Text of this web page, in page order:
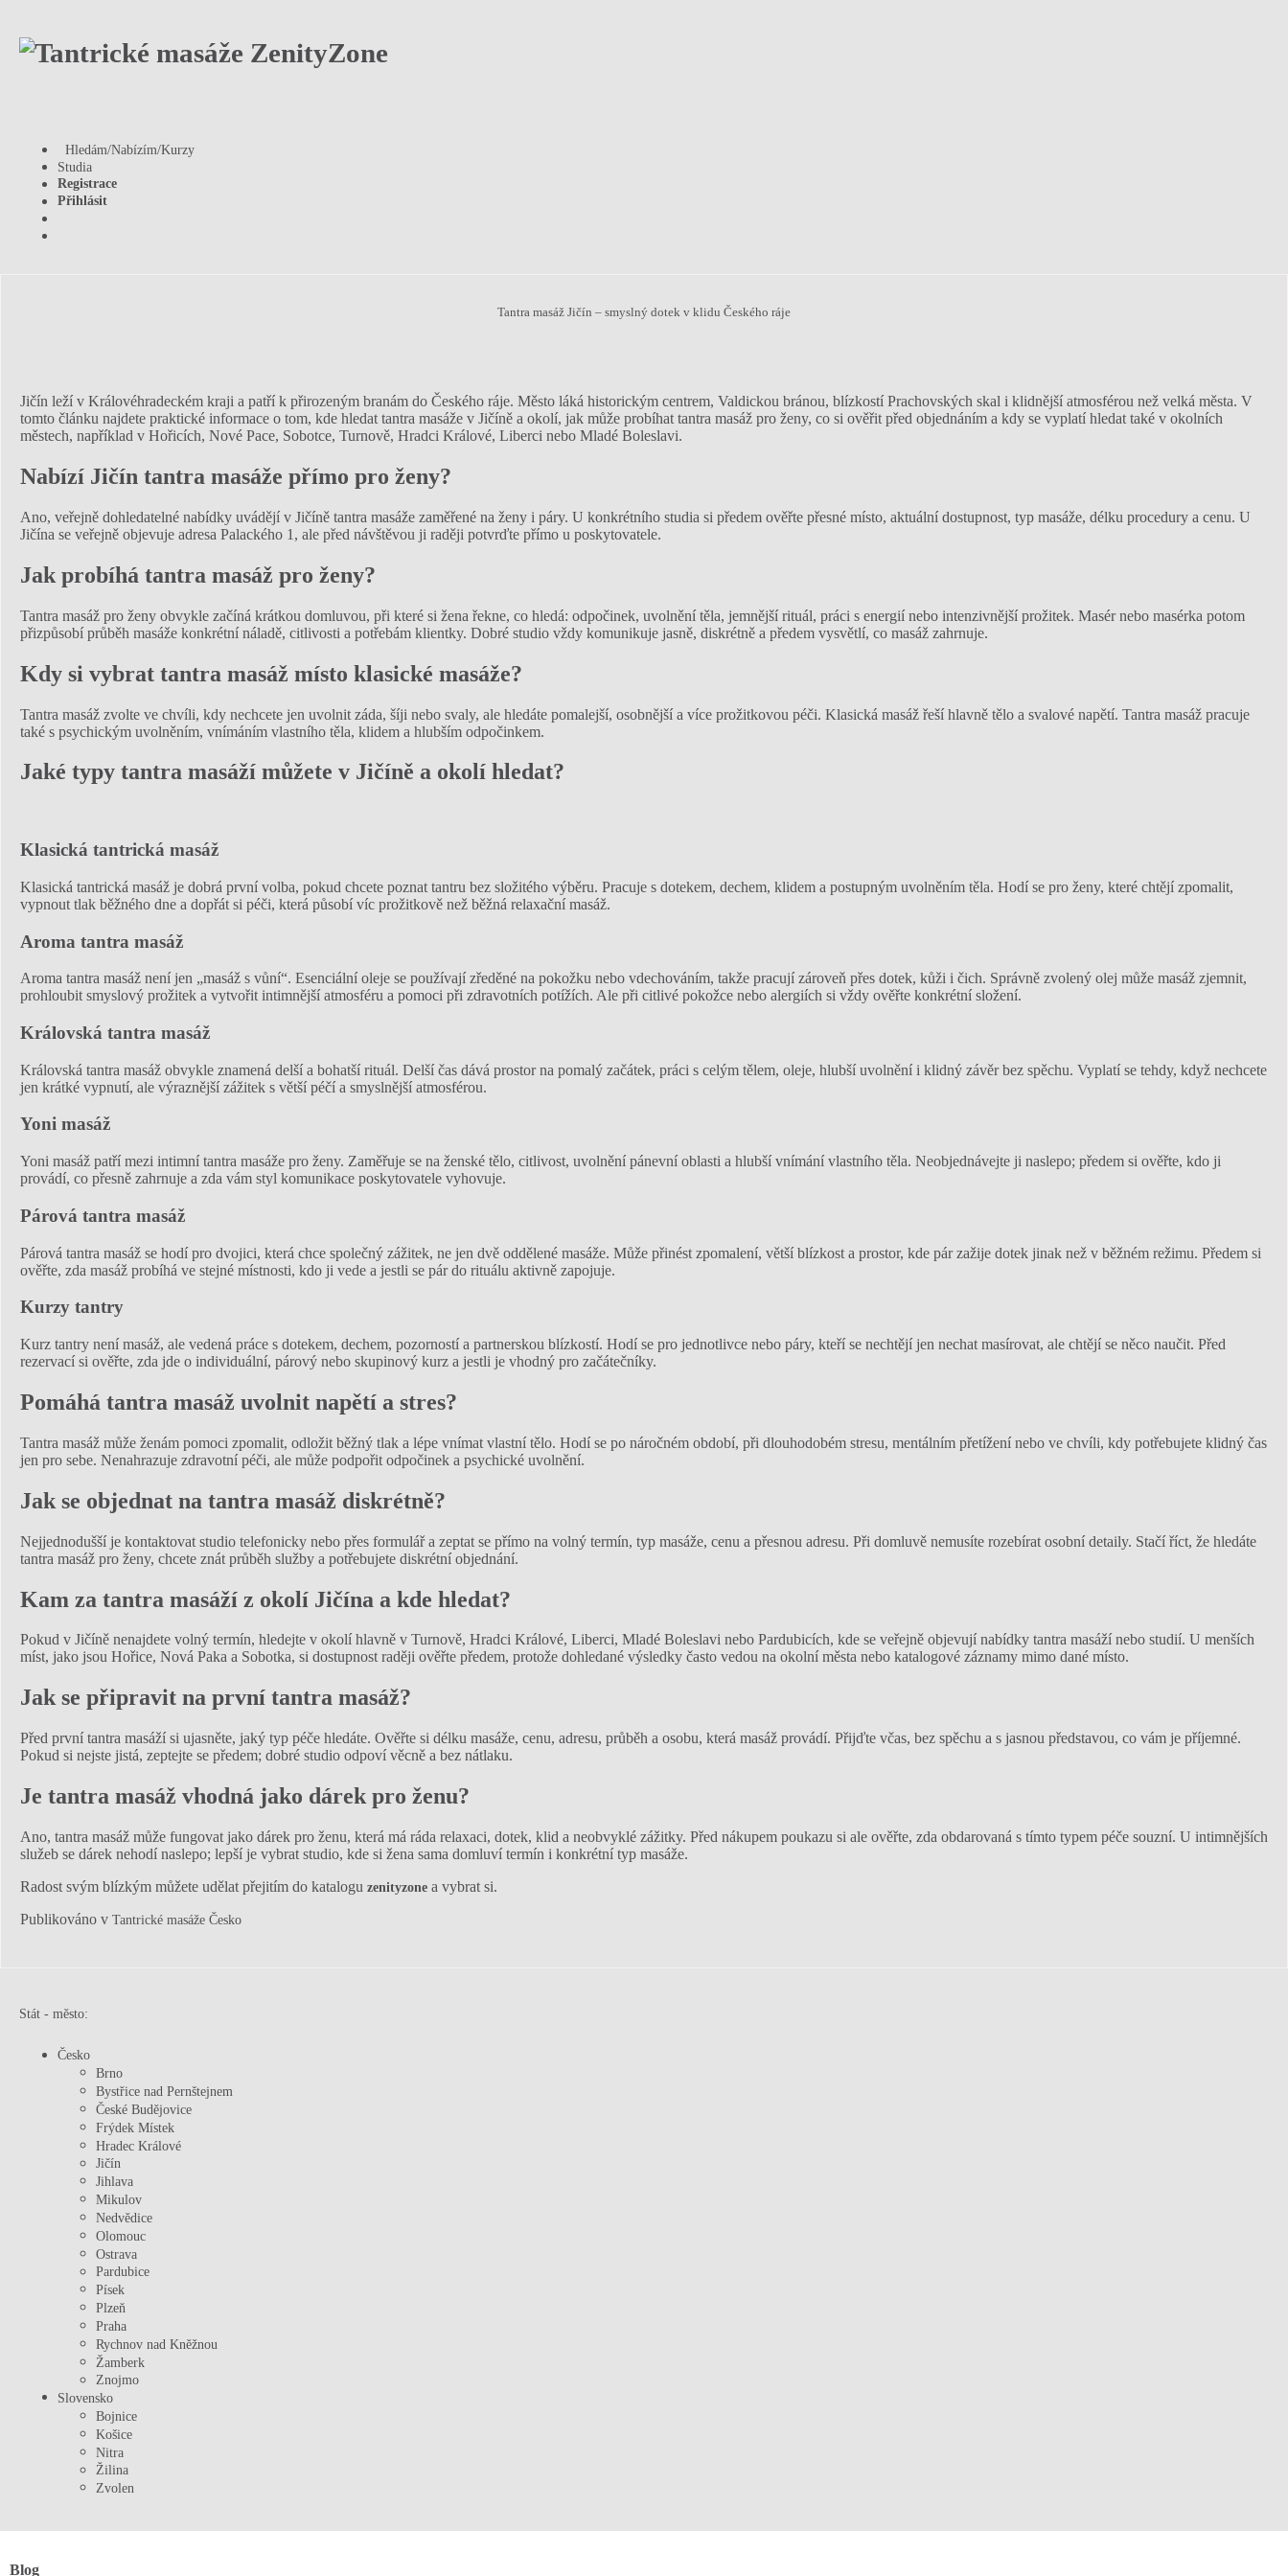
Hledám/Nabízím/Kurzy
Studia
Registrace
Přihlásit
Tantra masáž Jičín – smyslný dotek v klidu Českého ráje
Jičín leží v Královéhradeckém kraji a patří k přirozeným branám do Českého ráje. Město láká historickým centrem, Valdickou bránou, blízkostí Prachovských skal i klidnější atmosférou než velká města. V
tomto článku najdete praktické informace o tom, kde hledat tantra masáže v Jičíně a okolí, jak může probíhat tantra masáž pro ženy, co si ověřit před objednáním a kdy se vyplatí hledat také v okolních
městech, například v Hořicích, Nové Pace, Sobotce, Turnově, Hradci Králové, Liberci nebo Mladé Boleslavi.
Nabízí Jičín tantra masáže přímo pro ženy?
Ano, veřejně dohledatelné nabídky uvádějí v Jičíně tantra masáže zaměřené na ženy i páry. U konkrétního studia si předem ověřte přesné místo, aktuální dostupnost, typ masáže, délku procedury a cenu. U
Jičína se veřejně objevuje adresa Palackého 1, ale před návštěvou ji raději potvrďte přímo u poskytovatele.
Jak probíhá tantra masáž pro ženy?
Tantra masáž pro ženy obvykle začíná krátkou domluvou, při které si žena řekne, co hledá: odpočinek, uvolnění těla, jemnější rituál, práci s energií nebo intenzivnější prožitek. Masér nebo masérka potom
přizpůsobí průběh masáže konkrétní náladě, citlivosti a potřebám klientky. Dobré studio vždy komunikuje jasně, diskrétně a předem vysvětlí, co masáž zahrnuje.
Kdy si vybrat tantra masáž místo klasické masáže?
Tantra masáž zvolte ve chvíli, kdy nechcete jen uvolnit záda, šíji nebo svaly, ale hledáte pomalejší, osobnější a více prožitkovou péči. Klasická masáž řeší hlavně tělo a svalové napětí. Tantra masáž pracuje
také s psychickým uvolněním, vnímáním vlastního těla, klidem a hlubším odpočinkem.
Jaké typy tantra masáží můžete v Jičíně a okolí hledat?
Klasická tantrická masáž
Klasická tantrická masáž je dobrá první volba, pokud chcete poznat tantru bez složitého výběru. Pracuje s dotekem, dechem, klidem a postupným uvolněním těla. Hodí se pro ženy, které chtějí zpomalit,
vypnout tlak běžného dne a dopřát si péči, která působí víc prožitkově než běžná relaxační masáž.
Aroma tantra masáž
Aroma tantra masáž není jen „masáž s vůní“. Esenciální oleje se používají zředěné na pokožku nebo vdechováním, takže pracují zároveň přes dotek, kůži i čich. Správně zvolený olej může masáž zjemnit,
prohloubit smyslový prožitek a vytvořit intimnější atmosféru a pomoci při zdravotních potížích. Ale při citlivé pokožce nebo alergiích si vždy ověřte konkrétní složení.
Královská tantra masáž
Královská tantra masáž obvykle znamená delší a bohatší rituál. Delší čas dává prostor na pomalý začátek, práci s celým tělem, oleje, hlubší uvolnění i klidný závěr bez spěchu. Vyplatí se tehdy, když nechcete
jen krátké vypnutí, ale výraznější zážitek s větší péčí a smyslnější atmosférou.
Yoni masáž
Yoni masáž patří mezi intimní tantra masáže pro ženy. Zaměřuje se na ženské tělo, citlivost, uvolnění pánevní oblasti a hlubší vnímání vlastního těla. Neobjednávejte ji naslepo; předem si ověřte, kdo ji
provádí, co přesně zahrnuje a zda vám styl komunikace poskytovatele vyhovuje.
Párová tantra masáž
Párová tantra masáž se hodí pro dvojici, která chce společný zážitek, ne jen dvě oddělené masáže. Může přinést zpomalení, větší blízkost a prostor, kde pár zažije dotek jinak než v běžném režimu. Předem si
ověřte, zda masáž probíhá ve stejné místnosti, kdo ji vede a jestli se pár do rituálu aktivně zapojuje.
Kurzy tantry
Kurz tantry není masáž, ale vedená práce s dotekem, dechem, pozorností a partnerskou blízkostí. Hodí se pro jednotlivce nebo páry, kteří se nechtějí jen nechat masírovat, ale chtějí se něco naučit. Před
rezervací si ověřte, zda jde o individuální, párový nebo skupinový kurz a jestli je vhodný pro začátečníky.
Pomáhá tantra masáž uvolnit napětí a stres?
Tantra masáž může ženám pomoci zpomalit, odložit běžný tlak a lépe vnímat vlastní tělo. Hodí se po náročném období, při dlouhodobém stresu, mentálním přetížení nebo ve chvíli, kdy potřebujete klidný čas
jen pro sebe. Nenahrazuje zdravotní péči, ale může podpořit odpočinek a psychické uvolnění.
Jak se objednat na tantra masáž diskrétně?
Nejjednodušší je kontaktovat studio telefonicky nebo přes formulář a zeptat se přímo na volný termín, typ masáže, cenu a přesnou adresu. Při domluvě nemusíte rozebírat osobní detaily. Stačí říct, že hledáte
tantra masáž pro ženy, chcete znát průběh služby a potřebujete diskrétní objednání.
Kam za tantra masáží z okolí Jičína a kde hledat?
Pokud v Jičíně nenajdete volný termín, hledejte v okolí hlavně v Turnově, Hradci Králové, Liberci, Mladé Boleslavi nebo Pardubicích, kde se veřejně objevují nabídky tantra masáží nebo studií. U menších
míst, jako jsou Hořice, Nová Paka a Sobotka, si dostupnost raději ověřte předem, protože dohledané výsledky často vedou na okolní města nebo katalogové záznamy mimo dané místo.
Jak se připravit na první tantra masáž?
Před první tantra masáží si ujasněte, jaký typ péče hledáte. Ověřte si délku masáže, cenu, adresu, průběh a osobu, která masáž provádí. Přijďte včas, bez spěchu a s jasnou představou, co vám je příjemné.
Pokud si nejste jistá, zeptejte se předem; dobré studio odpoví věcně a bez nátlaku.
Je tantra masáž vhodná jako dárek pro ženu?
Ano, tantra masáž může fungovat jako dárek pro ženu, která má ráda relaxaci, dotek, klid a neobvyklé zážitky. Před nákupem poukazu si ale ověřte, zda obdarovaná s tímto typem péče souzní. U intimnějších
služeb se dárek nehodí naslepo; lepší je vybrat studio, kde si žena sama domluví termín i konkrétní typ masáže.
Radost svým blízkým můžete udělat přejitím do katalogu zenityzone a vybrat si.
Publikováno v Tantrické masáže Česko
Stát - město:
Česko
Brno
Bystřice nad Pernštejnem
České Budějovice
Frýdek Místek
Hradec Králové
Jičín
Jihlava
Mikulov
Nedvědice
Olomouc
Ostrava
Pardubice
Písek
Plzeň
Praha
Rychnov nad Kněžnou
Žamberk
Znojmo
Slovensko
Bojnice
Košice
Nitra
Žilina
Zvolen
Blog